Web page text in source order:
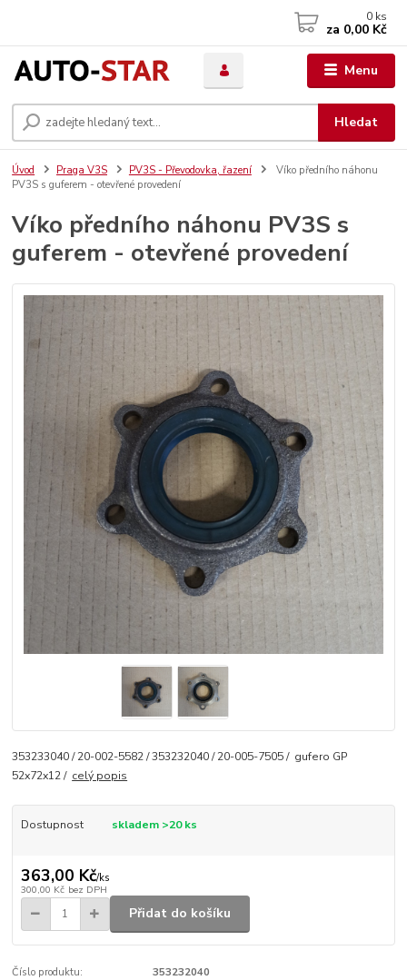
Menu
Hledat
0 ks
za 0,00 Kč
Úvod Praga V3S PV3S - Převodovka, řazení
Víko předního náhonu
PV3S s guferem - otevřené provedení
Víko předního náhonu PV3S s
guferem - otevřené provedení
353233040 / 20-002-5582 / 353232040 / 20-005-7505 / gufero GP
52x72x12 / celý popis
Dostupnost skladem >20 ks
363,00 Kč/ks
300,00 Kč bez DPH
Přidat do košíku
Číslo produktu: 353232040